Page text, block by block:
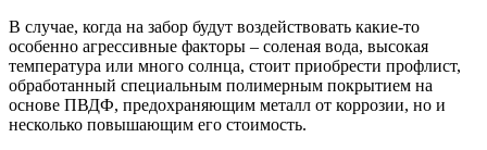
В случае, когда на забор будут воздействовать какие-то
особенно агрессивные факторы – соленая вода, высокая
температура или много солнца, стоит приобрести профлист,
обработанный специальным полимерным покрытием на
основе ПВДФ, предохраняющим металл от коррозии, но и
несколько повышающим его стоимость.